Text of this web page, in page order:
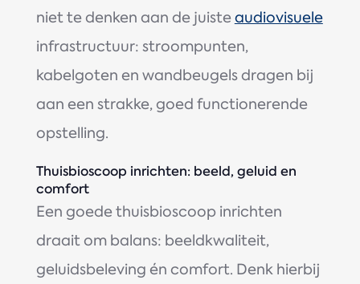
niet te denken aan de juisteaudiovisuele
infrastructuur: stroompunten,
kabelgoten en wandbeugels dragen bij
aan een strakke, goed functionerende
opstelling.
Thuisbioscoop inrichten: beeld, geluid en
comfort
Een goede thuisbioscoop inrichten
draait om balans: beeldkwaliteit,
geluidsbeleving én comfort. Denk hierbij